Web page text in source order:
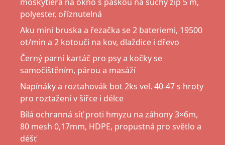
polyester, oříznutelná
Aku mini bruska a řezačka se 2 bateriemi, 19500
ot/min a 2 kotouči na kov, dlaždice i dřevo
Černý parní kartáč pro psy a kočky se
samočištěním, párou a masáží
Napínáky a roztahovák bot 2ks vel. 40-47 s hroty
pro roztažení v šířce i délce
Bílá ochranná síť proti hmyzu na záhony 3×6m,
80 mesh 0,17mm, HDPE, propustná pro světlo a
déšť